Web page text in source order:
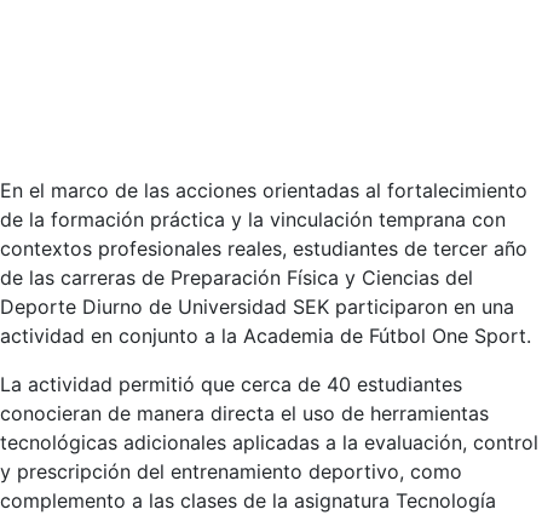
En el marco de las acciones orientadas al fortalecimiento
de la formación práctica y la vinculación temprana con
contextos profesionales reales, estudiantes de tercer año
de las carreras de Preparación Física y Ciencias del
Deporte Diurno de Universidad SEK participaron en una
actividad en conjunto a la Academia de Fútbol One Sport.
La actividad permitió que cerca de 40 estudiantes
conocieran de manera directa el uso de herramientas
tecnológicas adicionales aplicadas a la evaluación, control
y prescripción del entrenamiento deportivo, como
complemento a las clases de la asignatura Tecnología